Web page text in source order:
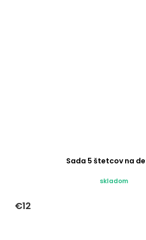
Sada 5 štetcov na
skladom
€12